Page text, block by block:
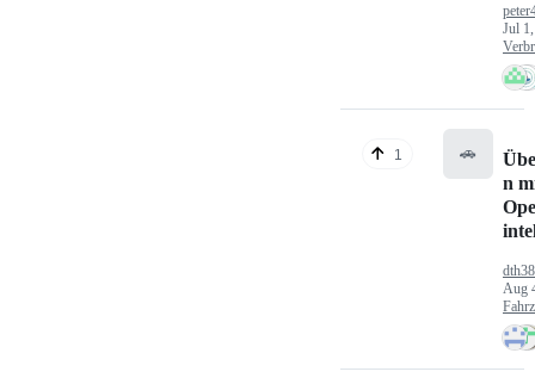
Jul
1 🚗
n
Aug